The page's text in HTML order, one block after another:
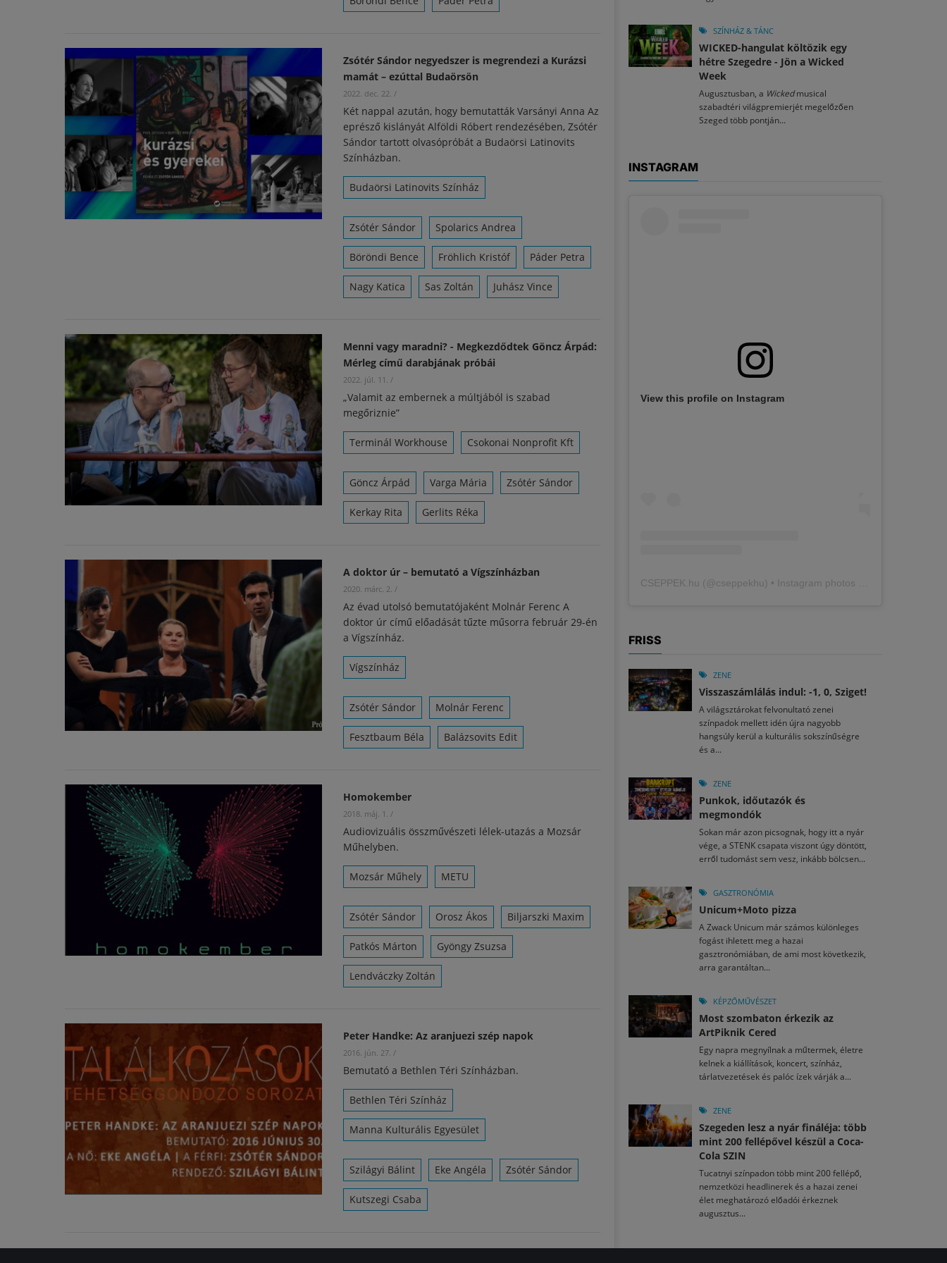
Zsótér Sándor negyedszer is megrendezi a Kurázsi
mamát – ezúttal Budaörsön
2022. dec. 22. /
Két nappal azután, hogy bemutatták Varsányi Anna Az
eprésző kislányát Alföldi Róbert rendezésében, Zsótér
Sándor tartott olvasópróbát a Budaörsi Latinovits
Színházban.
Budaörsi Latinovits Színház
Zsótér Sándor Spolarics Andrea
Böröndi Bence Fröhlich Kristóf Páder Petra
Nagy Katica Sas Zoltán Juhász Vince
Menni vagy maradni? - Megkezdődtek Göncz Árpád:
Mérleg című darabjának próbái
2022. júl. 11. /
„Valamit az embernek a múltjából is szabad
megőriznie”
Terminál Workhouse Csokonai Nonprofit Kft
Göncz Árpád Varga Mária Zsótér Sándor
Kerkay Rita Gerlits Réka
A doktor úr – bemutató a Vígszínházban
2020. márc. 2. /
Az évad utolsó bemutatójaként Molnár Ferenc A
doktor úr című előadását tűzte műsorra február 29-én
a Vígszínház.
Vígszínház
Zsótér Sándor Molnár Ferenc
Fesztbaum Béla Balázsovits Edit
Homokember
2018. máj. 1. /
Audiovizuális összművészeti lélek-utazás a Mozsár
Műhelyben.
Mozsár Műhely METU
Zsótér Sándor Orosz Ákos Biljarszki Maxim
Patkós Márton Gyöngy Zsuzsa
Lendváczky Zoltán
Peter Handke: Az aranjuezi szép napok
2016. jún. 27. /
Bemutató a Bethlen Téri Színházban.
Bethlen Téri Színház
Manna Kulturális Egyesület
Szilágyi Bálint Eke Angéla Zsótér Sándor
Kutszegi Csaba
SZÍNHÁZ & TÁNC
WICKED-hangulat költözik egy
hétre Szegedre - Jön a Wicked
Week
Augusztusban, a Wickedmusical
szabadtéri világpremierjét megelőzően
Szeged több pontján...
INSTAGRAM
View this profile on Instagram
CSEPPEK.hu (@cseppekhu ) • Instagram photos and videos
FRISS
ZENE
Visszaszámlálás indul: -1, 0, Sziget!
A világsztárokat felvonultató zenei
színpadok mellett idén újra nagyobb
hangsúly kerül a kulturális sokszínűségre
és a...
ZENE
Punkok, időutazók és
megmondók
Sokan már azon picsognak, hogy itt a nyár
vége, a STENK csapata viszont úgy döntött,
erről tudomást sem vesz, inkább bölcsen...
GASZTRONÓMIA
Unicum+Moto pizza
A Zwack Unicum már számos különleges
fogást ihletett meg a hazai
gasztronómiában, de ami most következik,
arra garantáltan...
KÉPZŐMŰVÉSZET
Most szombaton érkezik az
ArtPiknik Cered
Egy napra megnyílnak a műtermek, életre
kelnek a kiállítások, koncert, színház,
tárlatvezetések és palóc ízek várják a...
ZENE
Szegeden lesz a nyár fináléja: több
mint 200 fellépővel készül a Coca-
Cola SZIN
Tucatnyi színpadon több mint 200 fellépő,
nemzetközi headlinerek és a hazai zenei
élet meghatározó előadói érkeznek
augusztus...